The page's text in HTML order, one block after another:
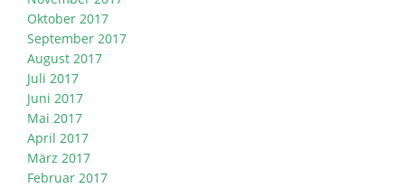
Oktober 2017
September 2017
August 2017
Juli 2017
Juni 2017
Mai 2017
April 2017
März 2017
Februar 2017